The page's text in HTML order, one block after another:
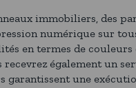
immobiliers, des
numérique sur
en termes de
également un
une